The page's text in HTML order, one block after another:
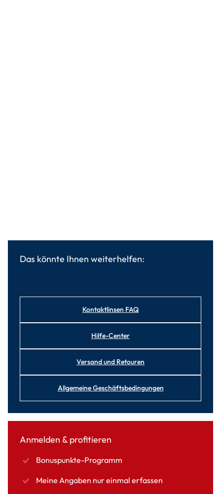
Das könnte Ihnen weiterhelfen:
Kontaktlinsen FAQ
Hilfe-Center
Versand und Retouren
Allgemeine Geschäftsbedingungen
Anmelden & profitieren
Bonuspunkte-Programm
Meine Angaben nur einmal erfassen